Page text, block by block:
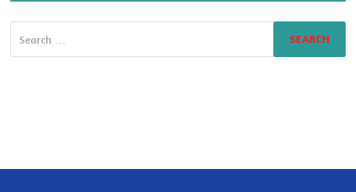
for: